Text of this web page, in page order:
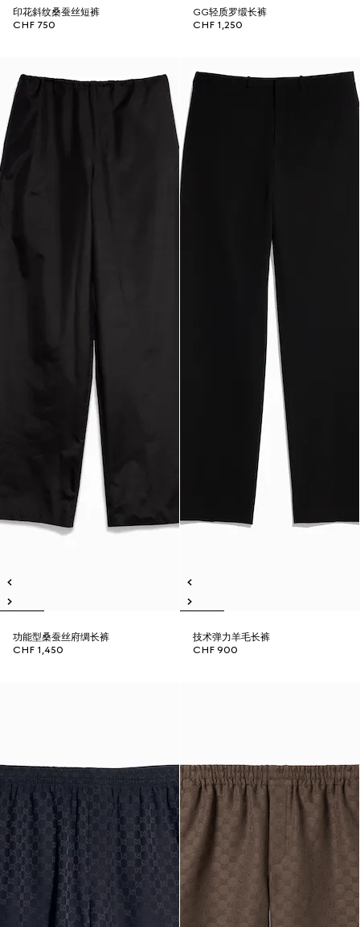
印花斜纹桑蚕丝短裤
CHF 750
GG轻质罗缎长裤
CHF 1,250
功能型桑蚕丝府绸长裤
CHF 1,450
技术弹力羊毛长裤
CHF 900